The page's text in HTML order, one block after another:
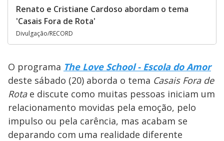
Renato e Cristiane Cardoso abordam o tema
'Casais Fora de Rota'
Divulgação/RECORD
O programa The Love School - Escola do Amor
deste sábado (20) aborda o tema Casais Fora de
Rotae discute como muitas pessoas iniciam um
relacionamento movidas pela emoção, pelo
impulso ou pela carência, mas acabam se
deparando com uma realidade diferente